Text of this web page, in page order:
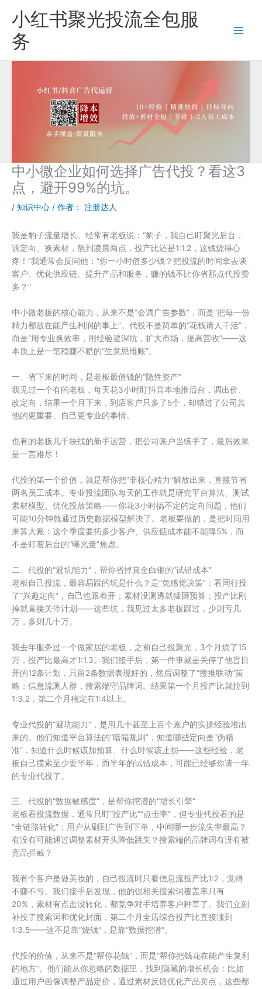
小红书聚光投流全包服
务
中小微企业如何选择广告代投？看这3
点，避开99%的坑。
/ 知识中心 / 作者： 注册达人
我是豹子流量增长。经常有老板说：“豹子，我自己盯聚光后台，
调定向、换素材，熬到凌晨两点，投产比还是1:1.2，这钱烧得心
疼！”我通常会反问他：“你一小时值多少钱？把投流的时间拿去谈
客户、优化供应链、提升产品和服务，赚的钱不比你省那点代投费
多？”
中小微老板的核心能力，从来不是“会调广告参数”，而是“把每一份
精力都放在能产生利润的事上”。代投不是简单的“花钱请人干活”，
而是“用专业换效率，用经验避深坑，扩大市场，提高营收”——这
本质上是一笔稳赚不赔的“生意思维账”。
一、省下来的时间，是老板最值钱的“隐性资产”
我见过一个有的老板，每天花3小时盯抖音本地推后台，调出价、
改定向，结果一个月下来，到店客户只多了5个，却错过了公司其
他的更重要、自己更专业的事情。
也有的老板几千块找的新手运营，把公司账户当练手了，最后效果
是一言难尽！
代投的第一个价值，就是帮你把“非核心精力”解放出来，直接节省
两名员工成本。专业投流团队每天的工作就是研究平台算法、测试
素材模型、优化投放策略——你花3小时搞不定的定向问题，他们
可能10分钟就通过历史数据模型解决了。老板要做的，是把时间用
来算大账：这个季度要拓多少客户、供应链成本能不能降5%，而
不是盯着后台的“曝光量”焦虑。
二、代投的“避坑能力”，帮你省掉真金白银的“试错成本”
老板自己投流，最容易踩的坑是什么？是“凭感觉决策”：看同行投
了“兴趣定向”，自己也跟着开；素材没测透就猛砸预算；投产比刚
掉就直接关停计划——这些坑，我见过太多老板踩过，少则亏几
万，多则几十万。
我去年服务过一个做家居的老板，之前自己投聚光，3个月烧了15
万，投产比最高才1:1.3。我们接手后，第一件事就是关停了他盲目
开的12条计划，只留2条数据表现好的，然后调整了“搜推联动”策
略：信息流测人群，搜索端守品牌词。结果第一个月投产比就拉到
1:3.2，第二个月稳定在1:4以上。
专业代投的“避坑能力”，是用几十甚至上百个账户的实操经验堆出
来的。他们知道平台算法的“暗箱规则”，知道哪些定向是“伪精
准”，知道什么时候该加预算、什么时候该止损——这些经验，老
板自己摸索至少要半年，而半年的试错成本，可能已经够你请一年
的专业代投了。
三、代投的“数据敏感度”，是帮你挖潜的“增长引擎”
老板看投流数据，通常只盯“投产比”“点击率”，但专业代投看的是
“全链路转化”：用户从刷到广告到下单，中间哪一步流失率最高？
有没有可能通过调整素材开头降低跳失？搜索端的品牌词有没有被
竞品拦截？
我有个客户是做美妆的，自己投流时只看信息流投产比1:2，觉得
不赚不亏。我们接手后发现，他的强相关搜索词覆盖率只有
20%，素材有点击没转化，都竞争对手培养客户种草了。我们立刻
补投了搜索词和优化封面，第二个月全店综合投产比直接涨到
1:3.5——这不是靠“烧钱”，是靠“数据挖潜”。
代投的价值，从来不是“帮你花钱”，而是“帮你把钱花在能产生复利
的地方”。他们能从你忽略的数据里，找到隐藏的增长机会：比如
通过用户画像调整产品定价，通过素材反馈优化产品卖点，这些都